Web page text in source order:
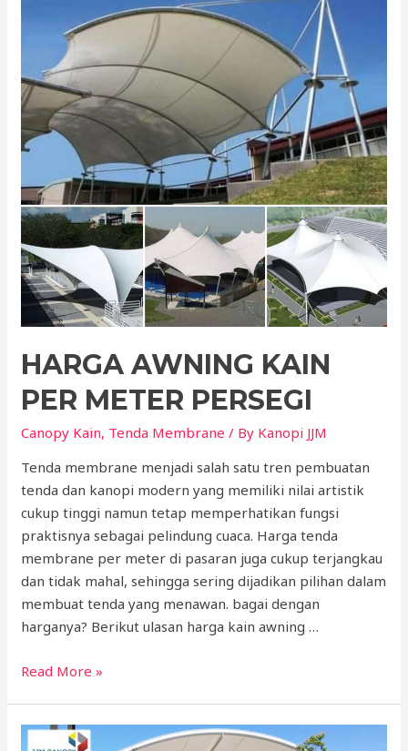
Kanopi
Terbaik
HARGA AWNING KAIN
PER METER PERSEGI
Canopy Kain, Tenda Membrane / By Kanopi JJM
Tenda membrane menjadi salah satu tren pembuatan
tenda dan kanopi modern yang memiliki nilai artistik
cukup tinggi namun tetap memperhatikan fungsi
praktisnya sebagai pelindung cuaca. Harga tenda
membrane per meter di pasaran juga cukup terjangkau
dan tidak mahal, sehingga sering dijadikan pilihan dalam
membuat tenda yang menawan. bagai dengan
harganya? Berikut ulasan harga kain awning …
Harga
Read More »